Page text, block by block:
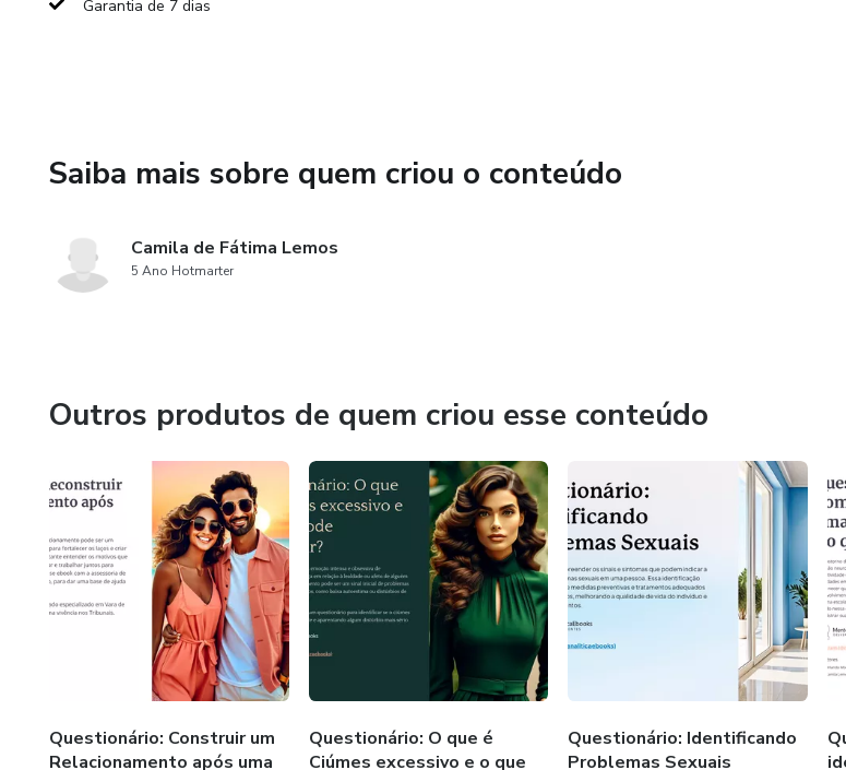
Garantia de 7 dias
Saiba mais sobre quem criou o conteúdo
Camila de Fátima Lemos
5 Ano Hotmarter
Outros produtos de quem criou esse conteúdo
Questionário: Construir um
Relacionamento após uma
Questionário: O que é
Ciúmes excessivo e o que
Questionário: Identificando
Problemas Sexuais